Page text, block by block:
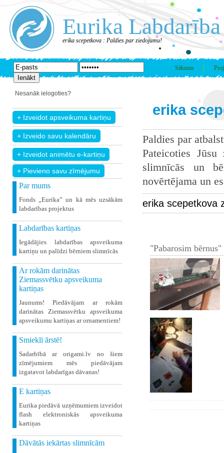
Eurika Labdarība
erika scepetkova : Paldies par ziedojumu!
Sākums
Nesanāk ielogoties?
+ Pievieno savu zīmējumu
Par mums
Fonds „Eurika” un kā mēs uzsākām
labdarības projektus
Labdarības kartiņas
Iegādājies labdarības apsveikuma
kartiņu un palīdzi bērniem slimnīcās
Ar rokām darinātas
Ziemassvētku apsveikuma
kartiņas
Jaunums! Piedāvājam ar rokām
darinātas Ziemassvētku apsveikuma
apsveikumu kartiņas ar ornamentiem!
Smiekli ārstē!
Sadarbībā ar origami.lv no šiem
zīmējumiem mēs piedāvājam
izgatavot labdarīgas dāvanas!
E kartiņas
Eurika piedāvā uzņēmumiem izveidot
flash elektroniskās apsveikuma
kartiņas
Dāvātās iekārtas slimnīcām
erika
Paldies par
Pateicoties
slimnīcās un
novērtējama un
erika scepetkova
"Pabarosim